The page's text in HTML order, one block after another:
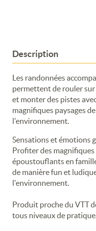
Description
Les randonnées
permettent de rouler sur
et monter des pistes
magnifiques paysages
l'environnement.
Sensations et émotions
Profiter des magnifiques
époustouflants en
de manière fun et
l'environnement.
Produit proche du VTT
tous niveaux de pratique.